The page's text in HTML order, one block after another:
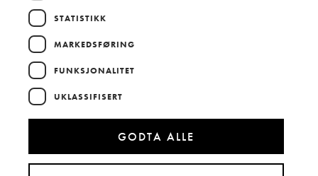
STATISTIKK
MARKEDSFØRING
FUNKSJONALITET
UKLASSIFISERT
GODTA ALLE